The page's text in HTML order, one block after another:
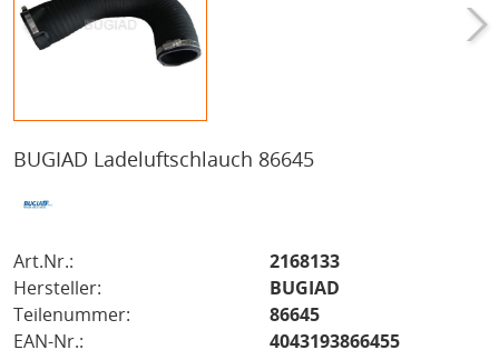
BUGIAD Ladeluftschlauch 86645
Art.Nr.:
2168133
Hersteller:
BUGIAD
Teilenummer:
86645
EAN-Nr.:
4043193866455